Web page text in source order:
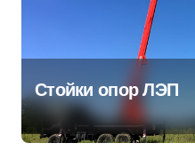
Стойки опор ЛЭП